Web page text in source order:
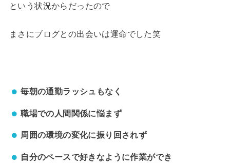
という状況からだったので
まさにブログとの出会いは運命でした笑
毎朝の通勤ラッシュもなく
職場での人間関係に悩まず
周囲の環境の変化に振り回されず
自分のペースで好きなように作業ができ